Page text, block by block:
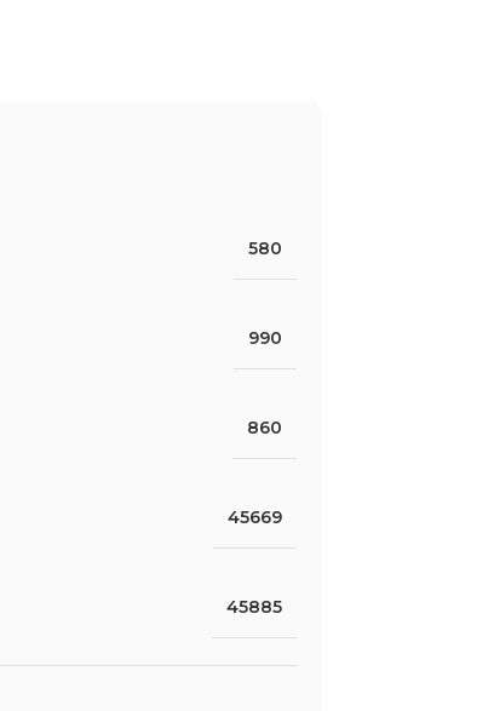
580
990
860
45669
45885